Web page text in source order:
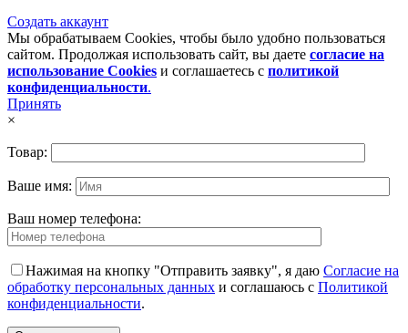
Создать аккаунт
Мы обрабатываем Cookies, чтобы было удобно пользоваться
сайтом. Продолжая использовать сайт, вы даете согласие на
использование Cookies и соглашаетесь с политикой
конфиденциальности.
Принять
×
Товар:
Ваше имя:
Ваш номер телефона:
Нажимая на кнопку "Отправить заявку", я даю Согласие на
обработку персональных данных и соглашаюсь с Политикой
конфиденциальности.